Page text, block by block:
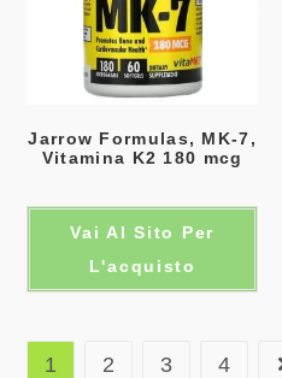
Jarrow Formulas, MK-7,
Vitamina K2 180 mcg
Vai Al Sito Per
L'acquisto
1 2 3 4